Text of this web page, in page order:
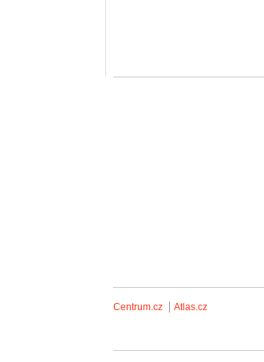
Centrum.cz Atlas.cz